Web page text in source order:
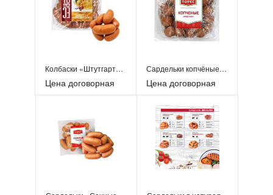
Колбаски «Штутгартские» с сыром
Цена договорная
Сардельки копчёные мини
Цена договорная